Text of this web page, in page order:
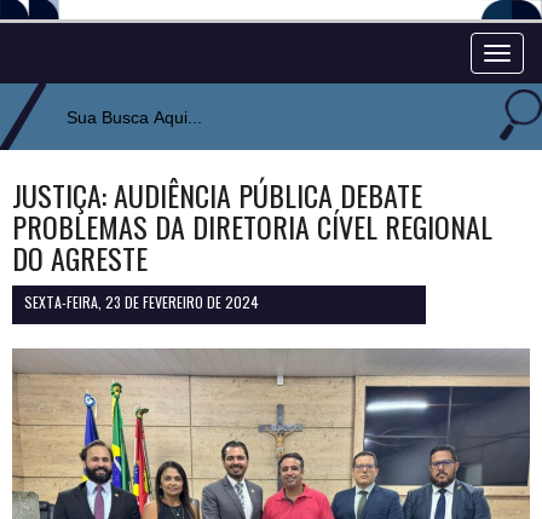
JUSTIÇA: AUDIÊNCIA PÚBLICA DEBATE
PROBLEMAS DA DIRETORIA CÍVEL REGIONAL
DO AGRESTE
SEXTA-FEIRA, 23 DE FEVEREIRO DE 2024